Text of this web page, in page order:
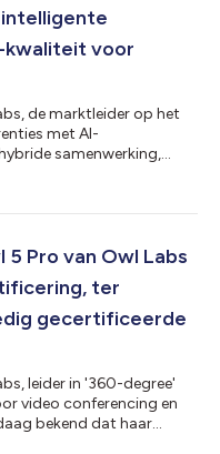
kwaliteit voor
de marktleider op het
met AI-
samenwerking,
Nu organisaties
bieden, biedt Owl 360
toegewij...
Pro van Owl Labs
ter
gecertificeerde
leider in '360-degree'
video conferencing en
bekend dat haar